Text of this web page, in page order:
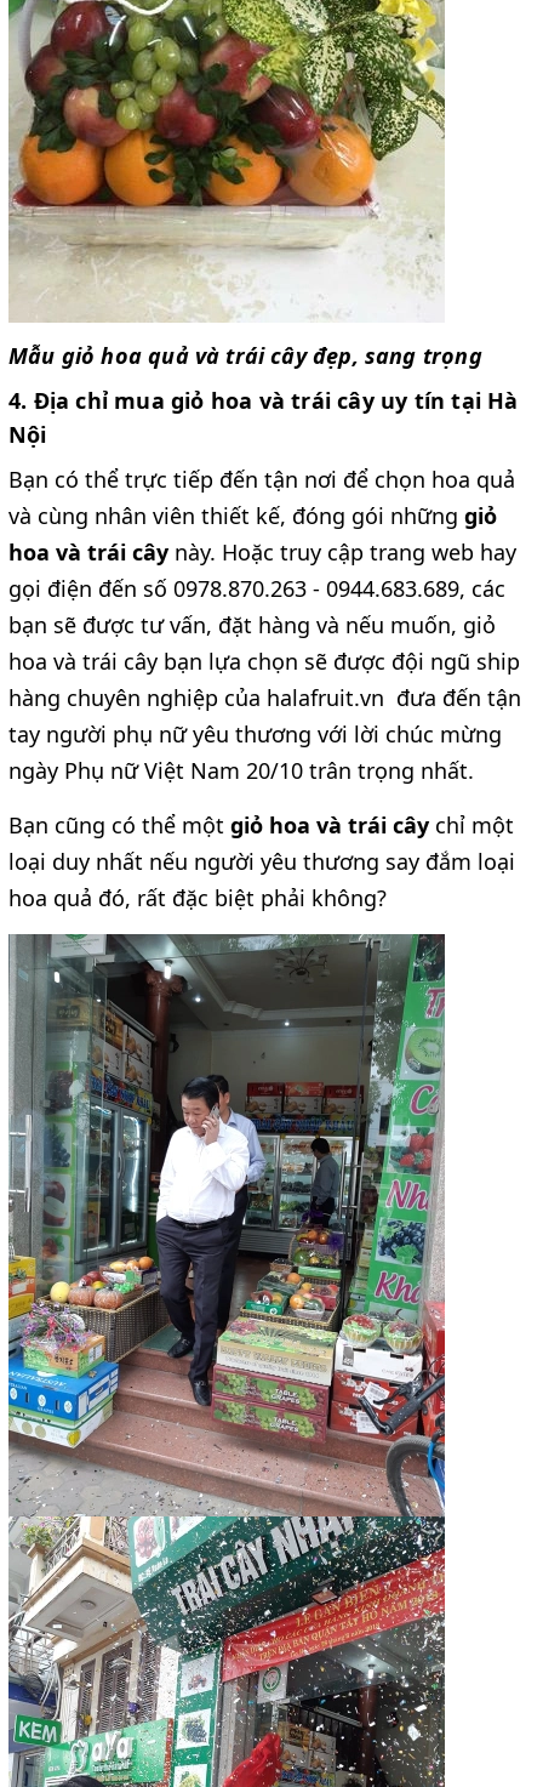
Mẫu giỏ hoa quả và trái cây đẹp, sang trọng
4. Địa chỉ mua giỏ hoa và trái cây uy tín tại Hà
Nội
Bạn có thể trực tiếp đến tận nơi để chọn hoa quả
và cùng nhân viên thiết kế, đóng gói những giỏ
hoa và trái cây này. Hoặc truy cập trang web hay
gọi điện đến số 0978.870.263 - 0944.683.689, các
bạn sẽ được tư vấn, đặt hàng và nếu muốn, giỏ
hoa và trái cây bạn lựa chọn sẽ được đội ngũ ship
hàng chuyên nghiệp của halafruit.vn đưa đến tận
tay người phụ nữ yêu thương với lời chúc mừng
ngày Phụ nữ Việt Nam 20/10 trân trọng nhất.
Bạn cũng có thể một giỏ hoa và trái cây chỉ một
loại duy nhất nếu người yêu thương say đắm loại
hoa quả đó, rất đặc biệt phải không?